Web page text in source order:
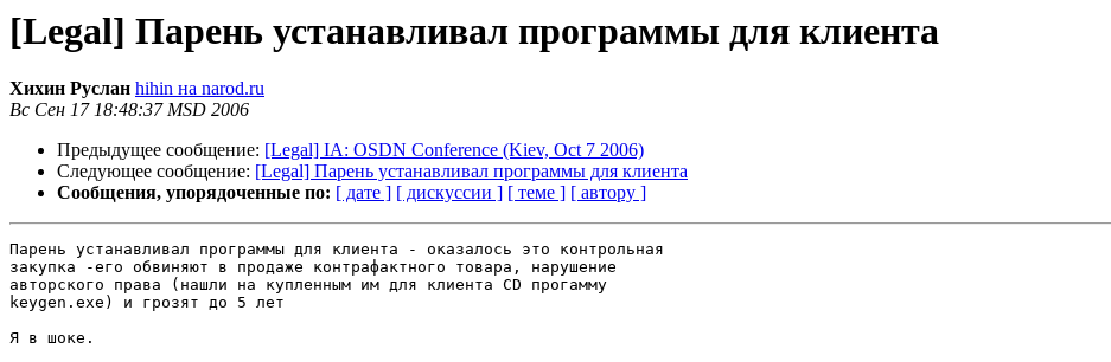
[Legal] Парень устанавливал программы для клиента
Хихин Руслан hihin на narod.ru
Вс Сен 17 18:48:37 MSD 2006
Предыдущее сообщение: [Legal] IA: OSDN Conference (Kiev, Oct 7 2006)
Следующее сообщение: [Legal] Парень устанавливал программы для клиента
Сообщения, упорядоченные по: [ дате ] [ дискуссии ] [ теме ] [ автору ]
Парень устанавливал программы для клиента - оказалось это контрольная
закупка -его обвиняют в продаже контрафактного товара, нарушение
авторского права (нашли на купленным им для клиента CD прогамму
keygen.exe) и грозят до 5 лет
Я в шоке.